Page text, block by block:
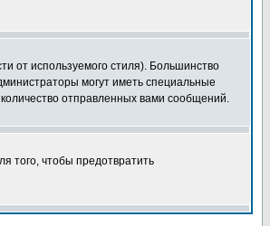
от используемого стиля). Большинство
могут иметь специальные
отправленных вами сообщений.
того, чтобы предотвратить